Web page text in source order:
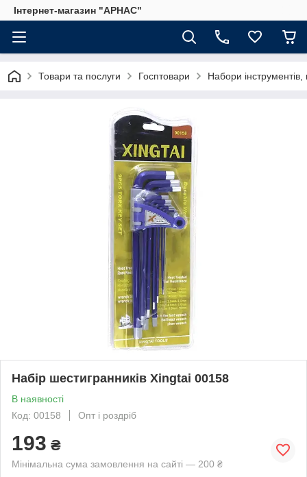
Інтернет-магазин "АРНАС"
Товари та послуги Госптовари Набори інструментів,
Набір шестигранників Xingtai 00158
В наявності
Код: 00158
Опт і роздріб
193 ₴
Мінімальна сума замовлення на сайті — 200 ₴